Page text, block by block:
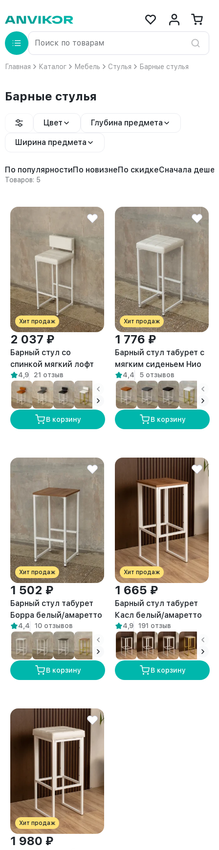
Главная Каталог Мебель Стулья Барные стулья
Барные стулья
Цвет Глубина предмета
Ширина предмета
По популярностиПо новизнеПо скидкеСначала
Товаров: 5
Хит продаж
2 037 ₽
Барный стул со
спинкой мягкий лофт
Тоба белый/белый
4,9 21 отзыв
В корзину
Хит продаж
1 776 ₽
Барный стул табурет с
мягким сиденьем Нио
белый/белый
4,4 5 отзывов
В корзину
Хит продаж
1 502 ₽
Барный стул табурет
Борра белый/амаретто
4,4 10 отзывов
В корзину
Хит продаж
1 665 ₽
Барный стул табурет
Касл белый/амаретто
4,9 191 отзыв
В корзину
Хит продаж
1 980 ₽